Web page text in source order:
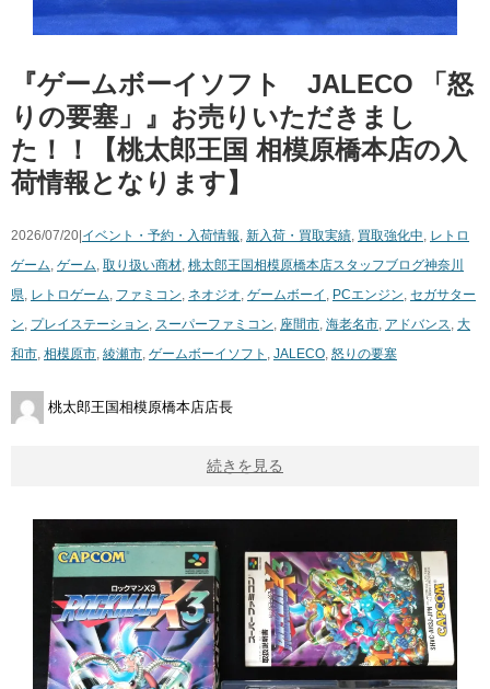
『ゲームボーイソフト JALECO 「怒
りの要塞」』お売りいただきまし
た！！【桃太郎王国 相模原橋本店の入
荷情報となります】
2026/07/20| イベント・予約・入荷情報, 新入荷・買取実績, 買取強化中, レトロ
ゲーム, ゲーム, 取り扱い商材, 桃太郎王国相模原橋本店スタッフブログ神奈川
県, レトロゲーム, ファミコン, ネオジオ, ゲームボーイ , PCエンジン, セガサター
ン, プレイステーション, スーパーファミコン, 座間市, 海老名市, アドバンス, 大
和市, 相模原市, 綾瀬市, ゲームボーイソフト , JALECO, 怒りの要塞
桃太郎王国相模原橋本店店長
続きを見る